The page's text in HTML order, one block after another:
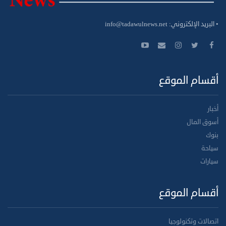
• البريد الإلكتروني: info@tadawulnews.net
أقسام الموقع
أخبار
أسوق المال
بنوك
سياحة
سيارات
أقسام الموقع
اتصالات وتكنولوجيا